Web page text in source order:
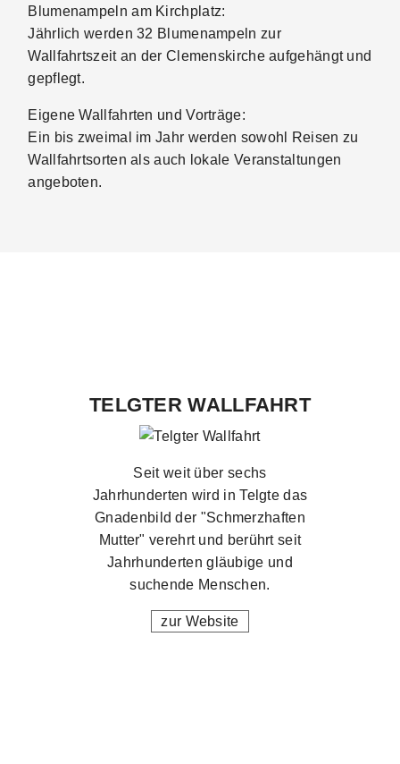
Blumenampeln am Kirchplatz:
Jährlich werden 32 Blumenampeln zur
Wallfahrtszeit an der Clemenskirche aufgehängt und
gepflegt.
Eigene Wallfahrten und Vorträge:
Ein bis zweimal im Jahr werden sowohl Reisen zu
Wallfahrtsorten als auch lokale Veranstaltungen
angeboten.
TELGTER WALLFAHRT
Seit weit über sechs
Jahrhunderten wird in Telgte das
Gnadenbild der "Schmerzhaften
Mutter" verehrt und berührt seit
Jahrhunderten gläubige und
suchende Menschen.
zur Website